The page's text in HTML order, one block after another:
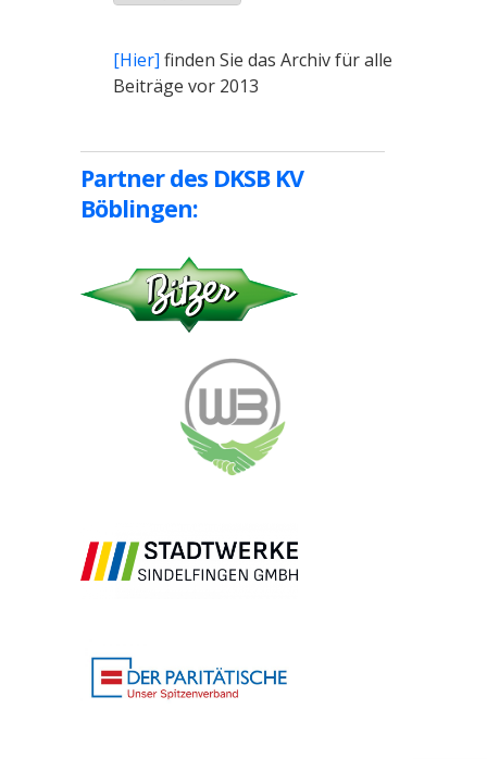
[Hier] finden Sie das Archiv für alle
Beiträge vor 2013
Partner des DKSB KV
Böblingen: